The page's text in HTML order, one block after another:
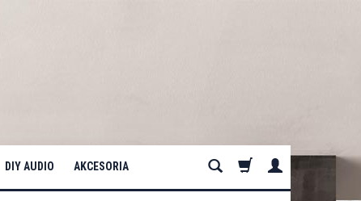
DIY AUDIO AKCESORIA